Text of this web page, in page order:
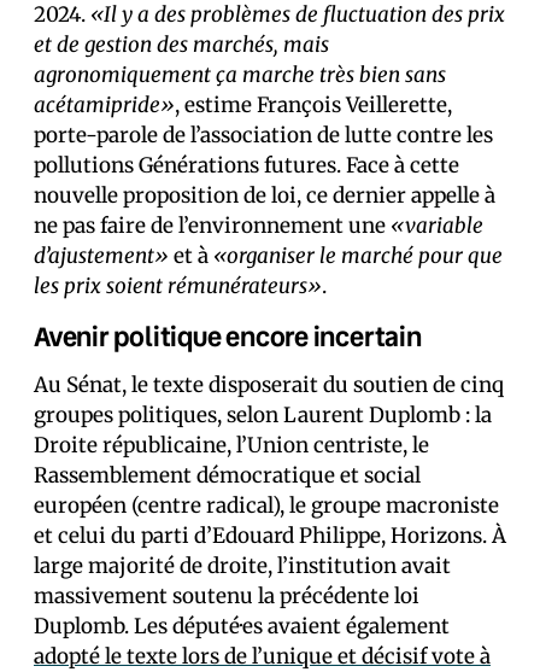
2024. «Il y a des problèmes de fluctuation des prix
et de gestion des marchés, mais
agronomiquement ça marche très bien sans
acétamipride», estime François Veillerette,
porte-parole de l’association de lutte contre les
pollutions Générations futures. Face à cette
nouvelle proposition de loi, ce dernier appelle à
ne pas faire de l’environnement une «variable
d’ajustement» et à «organiser le marché pour que
les prix soient rémunérateurs».
Avenir politique encore incertain
Au Sénat, le texte disposerait du soutien de cinq
groupes politiques, selon Laurent Duplomb : la
Droite républicaine, l’Union centriste, le
Rassemblement démocratique et social
européen (centre radical), le groupe macroniste
et celui du parti d’Edouard Philippe, Horizons. À
large majorité de droite, l’institution avait
massivement soutenu la précédente loi
Duplomb. Les député·es avaient également
adopté le texte lors de l’unique et décisif vote à